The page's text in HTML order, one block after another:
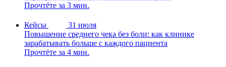
Прочтёте за 3 мин.
Кейсы
31 июля
Повышение среднего чека без боли: как клинике
зарабатывать больше с каждого пациента
Прочтёте за 4 мин.